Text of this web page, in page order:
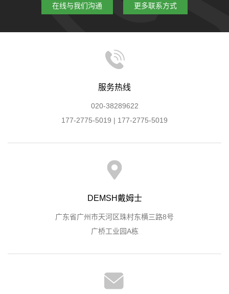
在线与我们沟通 更多联系方式
服务热线
020-38289622
177-2775-5019 | 177-2775-5019
DEMSH戴姆士
广东省广州市天河区珠村东横三路8号
广桥工业园A栋